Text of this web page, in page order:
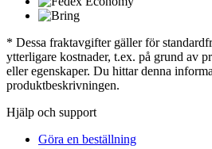
* Dessa fraktavgifter gäller för
ytterligare kostnader, t.ex. på grund av
eller egenskaper. Du hittar denna
produktbeskrivningen.
Hjälp och support
Göra en beställning